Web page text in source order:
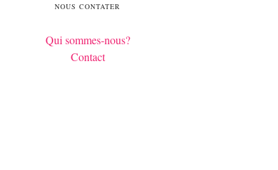
NOUS CONTATER
Qui sommes-nous?
Contact